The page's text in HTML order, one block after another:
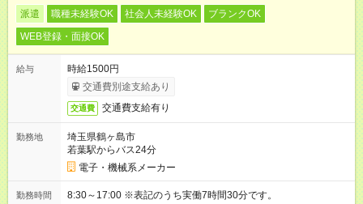
派遣 職種未経験OK 社会人未経験OK
ブランクOK
WEB登録・面接OK
給与
時給1500円
交通費別途支給あり
交通費 交通費支給有り
勤務地
埼玉県鶴ヶ島市
若葉駅からバス24分
電子・機械系メーカー
勤務時間 8:30～17:00 ※表記のうち実働7時間30分です。